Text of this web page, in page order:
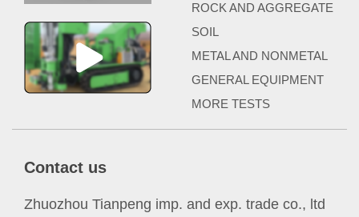
ROCK AND AGGREGATE
SOIL
METAL AND NONMETAL
GENERAL EQUIPMENT
MORE TESTS
Contact us
Zhuozhou Tianpeng imp. and exp. trade co., ltd